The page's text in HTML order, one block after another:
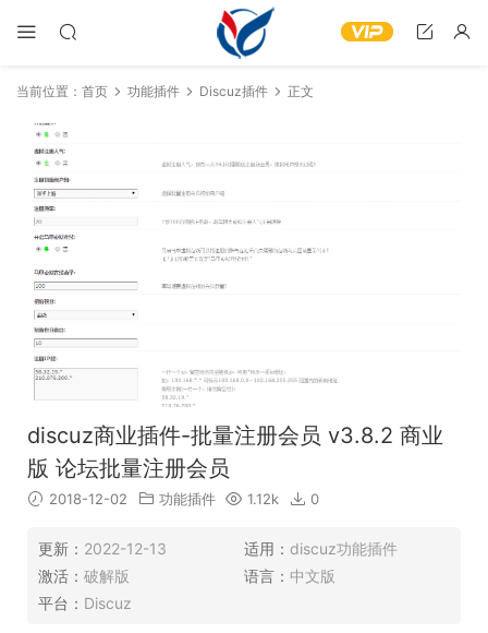
当前位置： 首页 功能插件 Discuz插件 正文
discuz商业插件-批量注册会员 v3.8.2 商业
版 论坛批量注册会员
2018-12-02 功能插件 1.12k 0
更新： 2022-12-13 适用： discuz功能插件
激活： 破解版 语言： 中文版
平台： Discuz